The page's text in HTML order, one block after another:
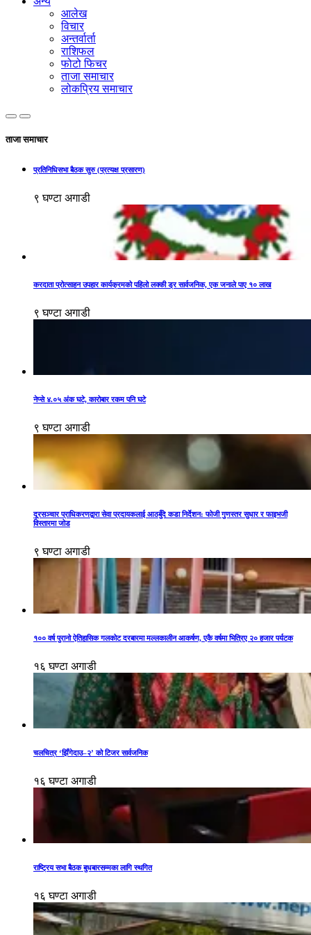
आलेख
विचार
अन्तर्वार्ता
राशिफल
फोटो फिचर
ताजा समाचार
लोकप्रिय समाचार
ताजा समाचार
प्रतिनिधिसभा बैठक सुरु (प्रत्यक्ष प्रसारण)
९ घण्टा अगाडी
करदाता प्रोत्साहन उपहार कार्यक्रमको पहिलो लक्की ड्र सार्वजनिक, एक जनाले पाए १० लाख
९ घण्टा अगाडी
नेप्से ४.०५ अंक घटे, कारोबार रकम पनि घटे
९ घण्टा अगाडी
दूरसञ्चार प्राधिकरणद्वारा सेवा प्रदायकलाई आठबुँदे कडा निर्देशन: फोजी गुणस्तर सुधार र फाइभजी
विस्तारमा जोड
९ घण्टा अगाडी
१०० वर्ष पुरानो ऐतिहासिक गलकोट दरबारमा मल्लकालीन आकर्षण, एकै वर्षमा भित्रिए २० हजार पर्यटक
१६ घण्टा अगाडी
चलचित्र ‘झिँगेदाउ–२’ को टिजर सार्वजनिक
१६ घण्टा अगाडी
राष्ट्रिय सभा बैठक बुधबारसम्मका लागि स्थगित
१६ घण्टा अगाडी